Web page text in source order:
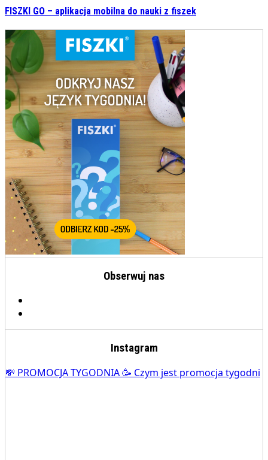
FISZKI GO – aplikacja mobilna do nauki z fiszek
Obserwuj nas
Instagram
💸 PROMOCJA TYGODNIA 🥳 Czym jest promocja tygodni